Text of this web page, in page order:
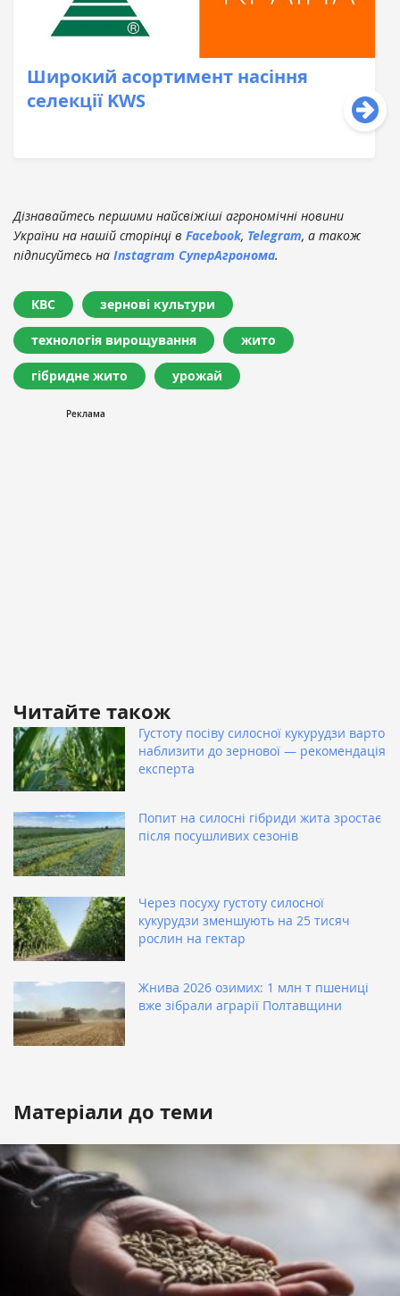
Широкий асортимент насіння
селекції KWS
Дізнавайтесь першими найсвіжіші агрономічні новини
України на нашій сторінці в Facebook, Telegram, а також
підписуйтесь на Instagram СуперАгронома.
КВС зернові культури
технологія вирощування жито
гібридне жито урожай
Читайте також
Густоту посіву силосної кукурудзи варто
наблизити до зернової — рекомендація
експерта
Попит на силосні гібриди жита зростає
після посушливих сезонів
Через посуху густоту силосної
кукурудзи зменшують на 25 тисяч
рослин на гектар
Жнива 2026 озимих: 1 млн т пшениці
вже зібрали аграрії Полтавщини
Матеріали до теми